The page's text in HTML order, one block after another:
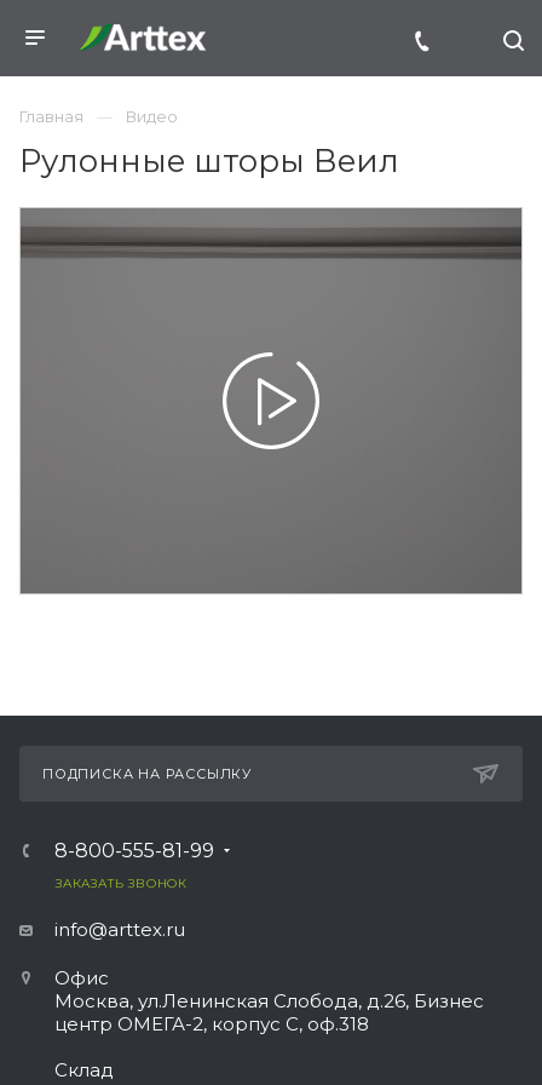
Главная Видео
Рулонные шторы Веил
ПОДПИСКА НА РАССЫЛКУ
8-800-555-81-99
ЗАКАЗАТЬ ЗВОНОК
info@arttex.ru
Офис
Москва, ул.Ленинская Слобода, д.26, Бизнес
центр ОМЕГА-2, корпус С, оф.318
Склад